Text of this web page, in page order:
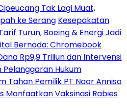
Tak Lagi Muat,
ke Serang Kesepakatan
Turun, Boeing & Energi Jadi
Bernoda: Chromebook
Rp9,9 Triliun dan Intervensi
Pelanggaran Hukum
Tahan Pemilik PT Noor Annisa
Manfaatkan Vaksinasi Rabies